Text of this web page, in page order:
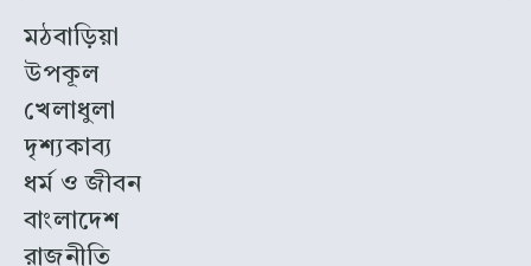
মঠবাড়িয়া
উপকূল
খেলাধুলা
দৃশ্যকাব্য
ধর্ম ও জীবন
বাংলাদেশ
রাজনীতি